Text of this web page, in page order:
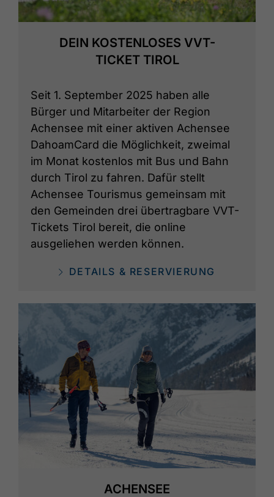
DEIN KOSTENLOSES VVT-
TICKET TIROL
Seit 1. September 2025 haben alle
Bürger und Mitarbeiter der Region
Achensee mit einer aktiven Achensee
DahoamCard die Möglichkeit, zweimal
im Monat kostenlos mit Bus und Bahn
durch Tirol zu fahren. Dafür stellt
Achensee Tourismus gemeinsam mit
den Gemeinden drei übertragbare VVT-
Tickets Tirol bereit, die online
ausgeliehen werden können.
DETAILS & RESERVIERUNG
ACHENSEE